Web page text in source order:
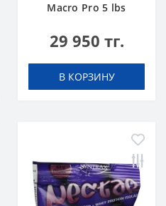
Macro Pro 5 lbs
Сливками 2,3 кг
29 950 тг.
В КОРЗИНУ